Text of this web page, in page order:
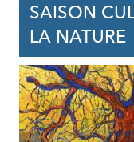
SAISON
LA NATURE